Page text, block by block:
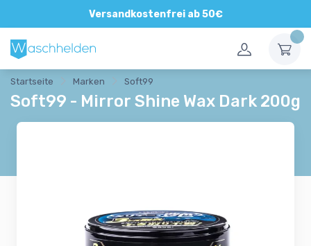
Versandkostenfrei ab 50€
Direkte und persönliche Beratung
Startseite Marken Soft99
Soft99 - Mirror Shine Wax Dark 200g